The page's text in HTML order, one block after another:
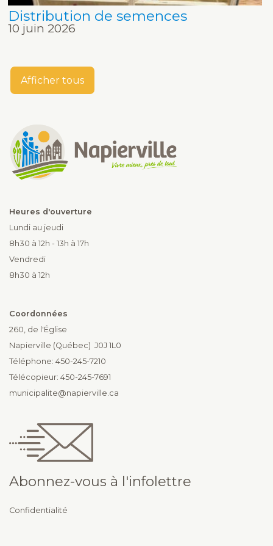
Distribution de semences
10 juin 2026
Afficher tous
Heures d'ouverture
Lundi au jeudi
8h30 à 12h - 13h à 17h
Vendredi
8h30 à 12h
Coordonnées
260, de l'Église
Napierville (Québec) J0J 1L0
Téléphone: 450-245-7210
Télécopieur: 450-245-7691
municipalite@napierville.ca
Abonnez-vous à l'infolettre
Confidentialité